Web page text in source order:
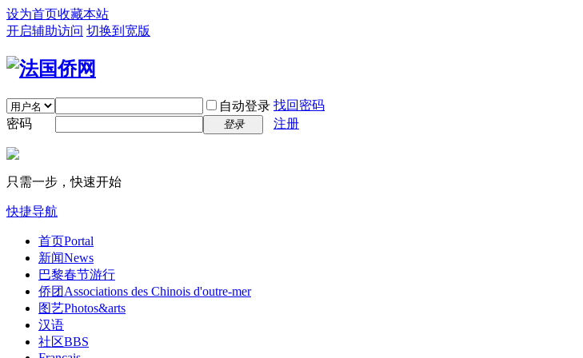
设为首页收藏本站
开启辅助访问 切换到宽版
自动登录 找回密码
密码
登录 注册
只需一步，快速开始
快捷导航
首页Portal
新闻News
巴黎春节游行
侨团 Associations des Chinois d'outre-mer
图艺Photos&arts
汉语
社区BBS